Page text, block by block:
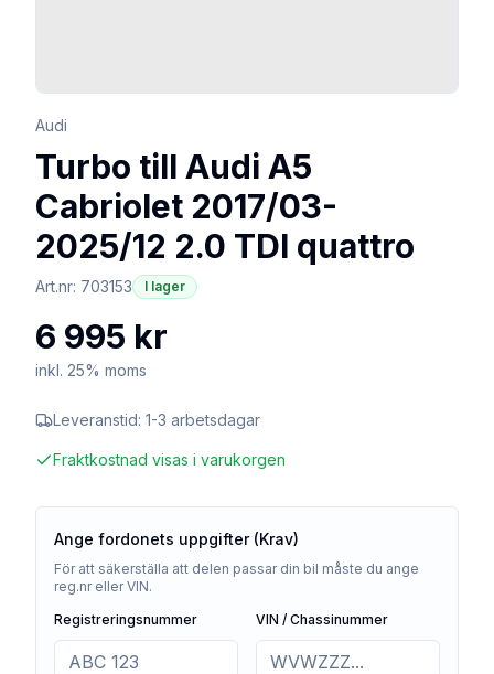
Audi
Turbo till Audi A5
Cabriolet 2017/03-
2025/12 2.0 TDI quattro
Art.nr: 703153 I lager
6 995 kr
inkl. 25% moms
Leveranstid: 1-3 arbetsdagar
Fraktkostnad visas i varukorgen
Ange fordonets uppgifter (Krav)
För att säkerställa att delen passar din bil måste du ange
reg.nr eller VIN.
Registreringsnummer
VIN / Chassinummer